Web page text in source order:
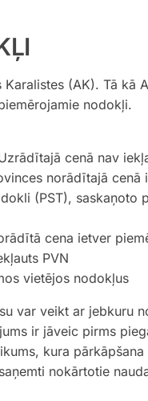
(AK). Tā kā
nodokļi.
cenā nav
norādītajā
(PST), saskaņoto
cena ietver
PVN
vietējos nodokļus
var veikt ar jebkuru
ir jāveic pirms
kura
nokārtotie